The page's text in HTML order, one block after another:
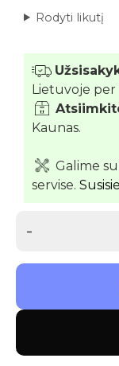
Rodyti likutį
Lietuvoje per
Kaunas.
Galime
servise.
-